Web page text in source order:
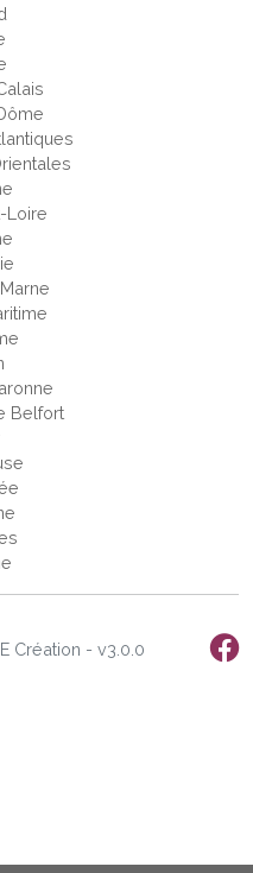
Loire
Belfort
Création - v3.0.0